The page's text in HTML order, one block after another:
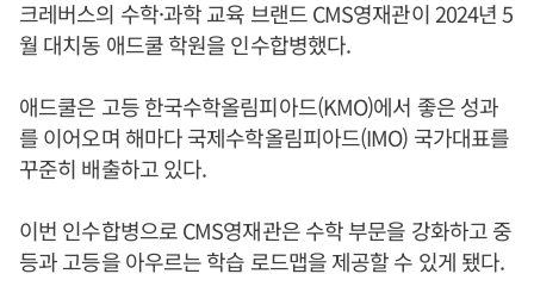
크레버스의 수학·과학 교육 브랜드 CMS영재관이 2024년 5
월 대치동 애드쿨 학원을 인수합병했다.
애드쿨은 고등 한국수학올림피아드(KMO)에서 좋은 성과
를 이어오며 해마다 국제수학올림피아드(IMO) 국가대표를
꾸준히 배출하고 있다.
이번 인수합병으로 CMS영재관은 수학 부문을 강화하고 중
등과 고등을 아우르는 학습 로드맵을 제공할 수 있게 됐다.